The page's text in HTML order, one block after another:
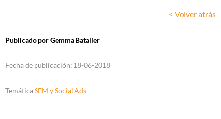
< Volver atrás
Publicado porGemma Bataller
Fecha de publicación: 18-06-2018
TemáticaSEM y Social Ads